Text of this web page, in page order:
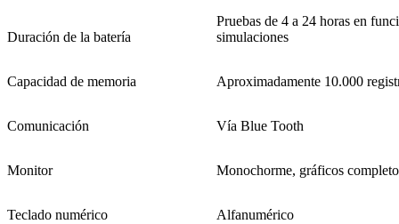
Duración de la batería
Pruebas de 4 a 24 horas en
simulaciones
Capacidad de memoria Aproximadamente 10.000
Comunicación Vía Blue Tooth
Monitor Monochorme, gráficos
Teclado numérico Alfanumérico